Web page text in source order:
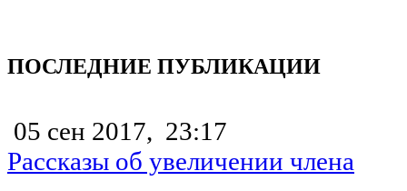
ПОСЛЕДНИЕ ПУБЛИКАЦИИ
05 сен 2017, 23:17
Рассказы об увеличении члена